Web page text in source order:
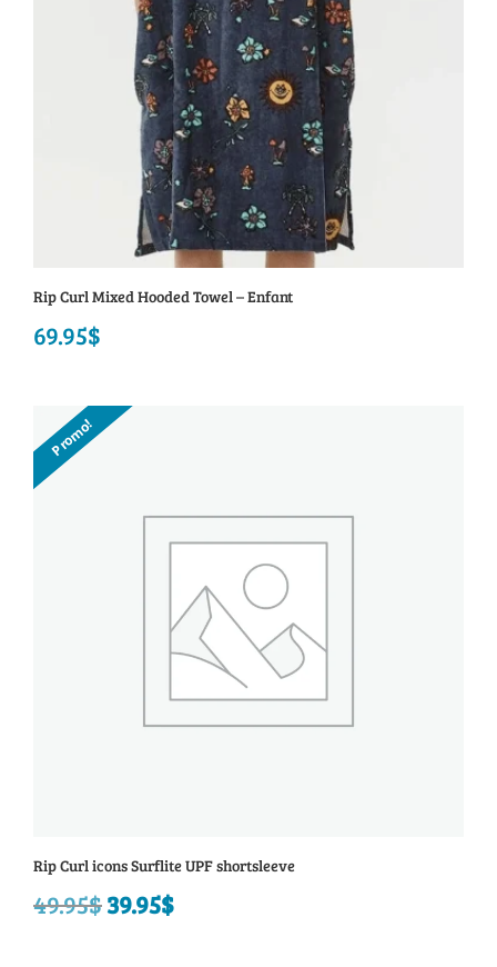
Rip Curl Mixed Hooded Towel – Enfant
69.95$
Promo!
Rip Curl icons Surflite UPF shortsleeve
49.95$Le
39.95$